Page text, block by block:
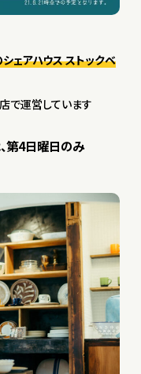
アハウス ストックベ
で運営しています
第4日曜日のみ